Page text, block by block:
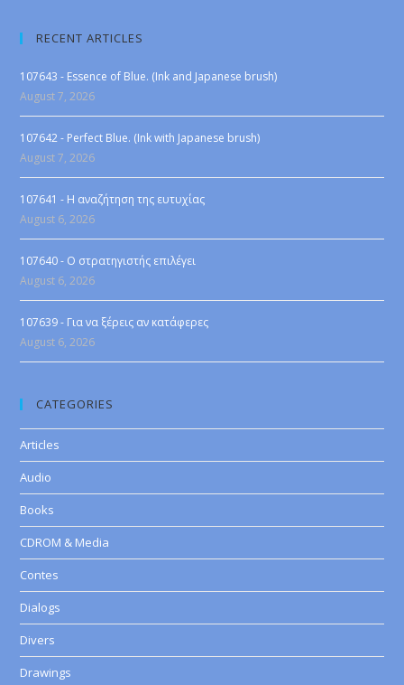
RECENT ARTICLES
107643 - Essence of Blue. (Ink and Japanese brush)
August 7, 2026
107642 - Perfect Blue. (Ink with Japanese brush)
August 7, 2026
107641 - Η αναζήτηση της ευτυχίας
August 6, 2026
107640 - Ο στρατηγιστής επιλέγει
August 6, 2026
107639 - Για να ξέρεις αν κατάφερες
August 6, 2026
CATEGORIES
Articles
Audio
Books
CDROM & Media
Contes
Dialogs
Divers
Drawings